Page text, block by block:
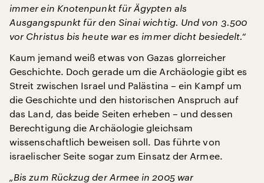
immer ein Knotenpunkt für Ägypten als
Ausgangspunkt für den Sinai wichtig. Und von 3.500
vor Christus bis heute war es immer dicht besiedelt.“
Kaum jemand weiß etwas von Gazas glorreicher
Geschichte. Doch gerade um die Archäologie gibt es
Streit zwischen Israel und Palästina – ein Kampf um
die Geschichte und den historischen Anspruch auf
das Land, das beide Seiten erheben – und dessen
Berechtigung die Archäologie gleichsam
wissenschaftlich beweisen soll. Das führte von
israelischer Seite sogar zum Einsatz der Armee.
„Bis zum Rückzug der Armee in 2005 war